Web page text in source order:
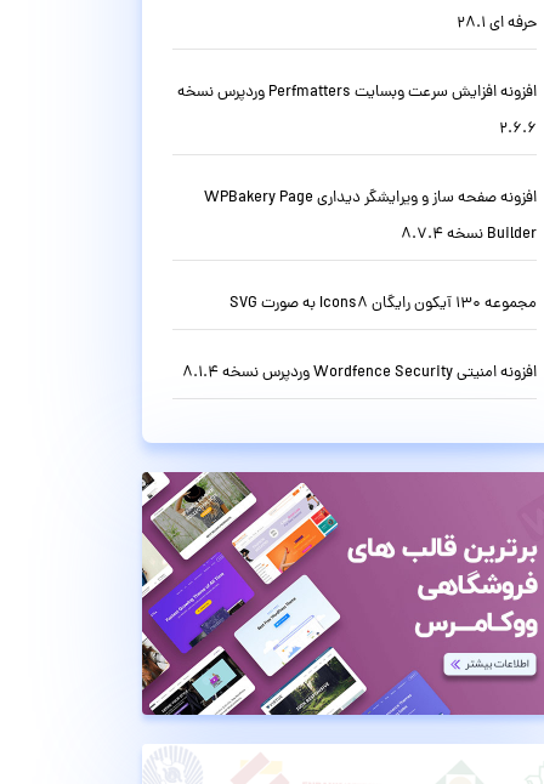
حرفه ای 28.1
افزونه افزایش سرعت وبسایت Perfmatters وردپرس نسخه
2.6.6
افزونه صفحه ساز و ویرایشگر دیداری WPBakery Page
Builder نسخه 8.7.4
مجموعه 130 آیکون رایگان Icons8 به صورت SVG
افزونه امنیتی Wordfence Security وردپرس نسخه 8.1.4